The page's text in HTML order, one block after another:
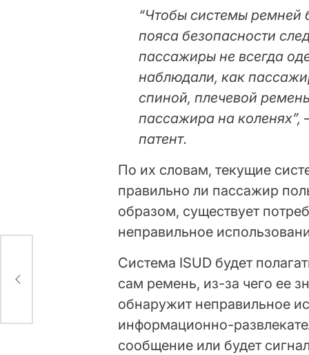
“Чтобы системы ремней
пояса безопасности
пассажиры не всегда
наблюдали, как
спиной, плечевой
пассажира на коленях”,
патент.
По их словам, текущие
правильно ли пассажир
образом, существует
неправильное
Система ISUD будет
сам ремень, из-за чего ее
обнаружит неправильное
информационно-
сообщение или будет